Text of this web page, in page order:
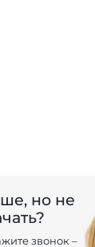
но не
звонок –